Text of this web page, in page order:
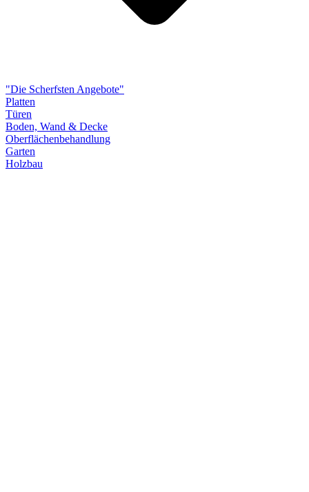
"Die Scherfsten Angebote"
Platten
Türen
Boden, Wand & Decke
Oberflächenbehandlung
Garten
Holzbau